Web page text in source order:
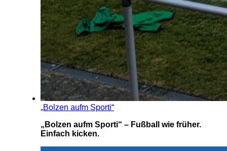
„Bolzen aufm Sporti“
„Bolzen aufm Sporti“ – Fußball wie früher.
Einfach kicken.